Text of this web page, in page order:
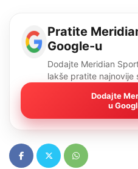
Pratite
Google-u
Dodajte Meridian
lakše pratite najnovije
Dodajte
u